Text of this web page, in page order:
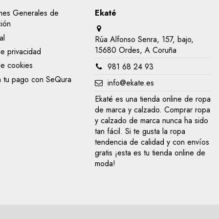
Generales de
privacidad
cookies
tu pago con SeQura
Ekaté
Rúa Alfonso Senra, 157, bajo,
15680 Ordes, A Coruña
981 68 24 93
info@ekate.es
Ekaté es una tienda online de ropa
de marca y calzado. Comprar ropa
y calzado de marca nunca ha sido
tan fácil. Si te gusta la ropa
tendencia de calidad y con envíos
gratis ¡esta es tu tienda online de
moda!